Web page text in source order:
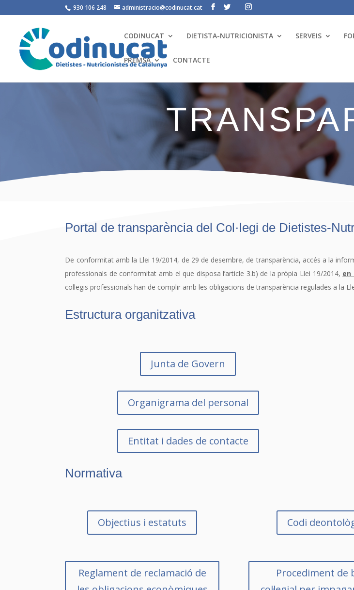
930 106 248 administracio@codinucat.cat
CODINUCAT DIETISTA-NUTRICIONISTA SERVEIS
PREMSA CONTACTE
Portal de transparència del Col·legi de Dietistes-
De conformitat amb la Llei 19/2014, de 29 de desembre, de transparència, accés a la
professionals de conformitat amb el que disposa l’article 3.b) de la pròpia Llei 19/2014, en
col·legis professionals han de complir amb les obligacions de transparència regulades a la
Estructura organitzativa
Junta de Govern
Organigrama del personal
Entitat i dades de contacte
Normativa
Objectius i estatuts Codi
Reglament de reclamació de
Procediment de